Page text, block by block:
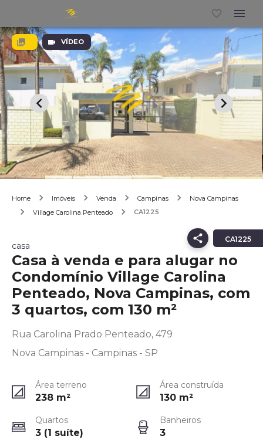
VÍDEO
Home Imóveis Venda Campinas
Nova Campinas
Village Carolina Penteado
CA1225
CA1225
casa
Casa à venda e para alugar no
Condomínio Village Carolina
Penteado, Nova Campinas, com
3 quartos, com 130 m²
Rua Carolina Prado Penteado, 479
Nova Campinas - Campinas - SP
Área terreno
238 m²
Área construída
130 m²
Quartos
3 (1 suíte)
Banheiros
3